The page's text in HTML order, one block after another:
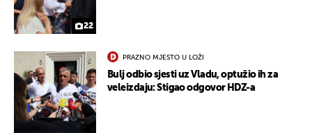
22
PRAZNO MJESTO U LOŽI
Bulj odbio sjesti uz Vladu, optužio ih za
veleizdaju: Stigao odgovor HDZ-a